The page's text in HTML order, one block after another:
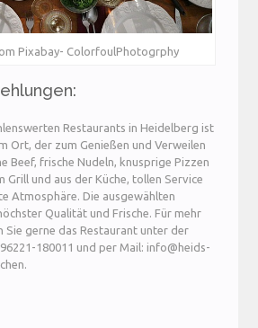
Pixabay- ColorfoulPhotogrphy
Restaurants in Heidelberg ist
Ort, der zum Genießen und Verweilen
Beef, frische Nudeln, knusprige Pizzen
Grill und aus der Küche, tollen Service
Atmosphäre. Die ausgewählten
Qualität und Frische. Für mehr
Sie gerne das Restaurant unter der
180011 und per Mail: info@heids-